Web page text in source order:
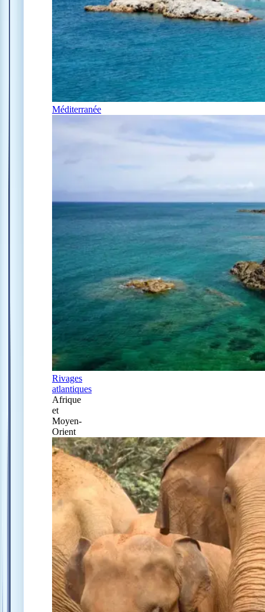
Méditerranée
Rivages
atlantiques
Afrique
et
Moyen-
Orient